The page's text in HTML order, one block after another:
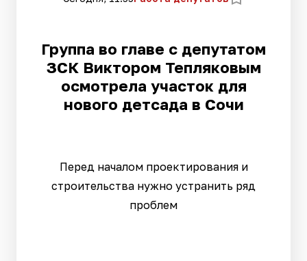
Группа во главе с депутатом
ЗСК Виктором Тепляковым
осмотрела участок для
нового детсада в Сочи
Перед началом проектирования и
строительства нужно устранить ряд
проблем